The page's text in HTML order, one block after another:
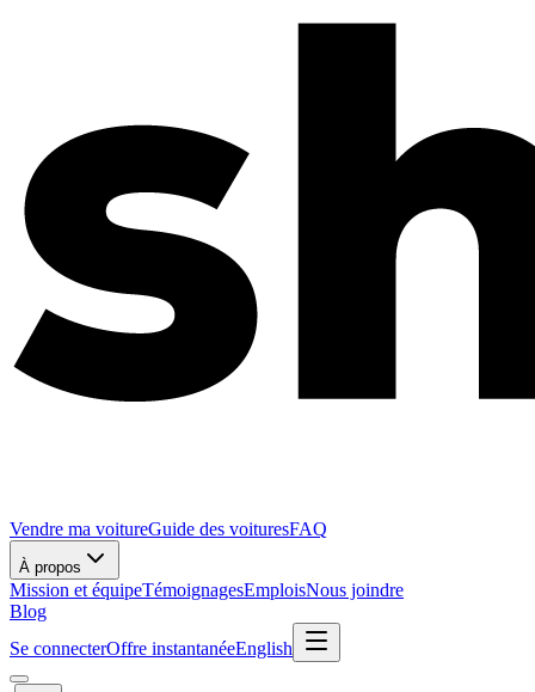
Vendre ma voitureGuide des voituresFAQ
À propos
Mission et équipeTémoignagesEmploisNous joindre
Blog
Se connecterOffre instantanéeEnglish